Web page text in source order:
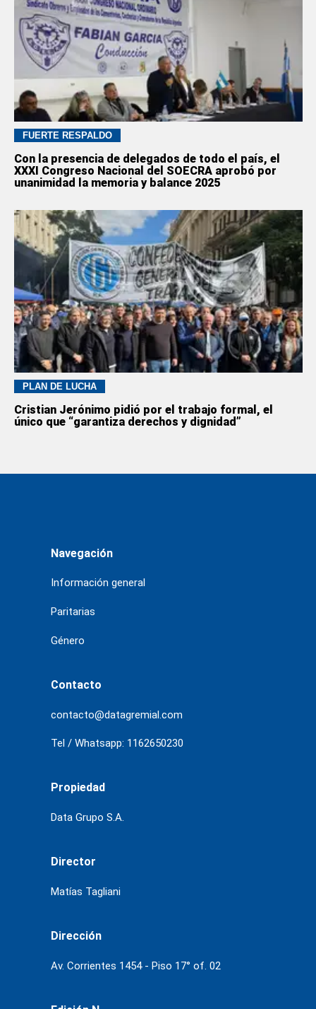
FUERTE RESPALDO
Con la presencia de delegados de todo el país, el
XXXI Congreso Nacional del SOECRA aprobó por
unanimidad la memoria y balance 2025
PLAN DE LUCHA
Cristian Jerónimo pidió por el trabajo formal, el
único que “garantiza derechos y dignidad”
Navegación
Información general
Paritarias
Género
Contacto
contacto@datagremial.com
Tel / Whatsapp: 1162650230
Propiedad
Data Grupo S.A.
Director
Matías Tagliani
Dirección
Av. Corrientes 1454 - Piso 17° of. 02